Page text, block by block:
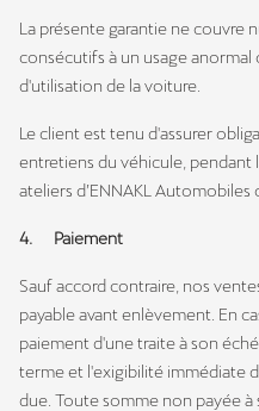
La présente garantie ne couvre
consécutifs à un usage
d'utilisation de la voiture.
Le client est tenu d'assurer
entretiens du véhicule, pendant
ateliers d’ENNAKL Automobiles
4. Paiement
Sauf accord contraire, nos
payable avant enlèvement. En
paiement d'une traite à son
terme et l'exigibilité immédiate
due. Toute somme non payée